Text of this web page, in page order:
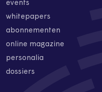
events
whitepapers
abonnementen
online magazine
personalia
dossiers